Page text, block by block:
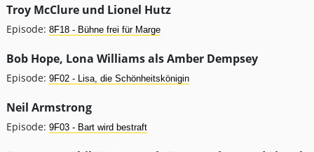
Troy McClure und Lionel Hutz
Episode: 8F18 - Bühne frei für Marge
Bob Hope, Lona Williams als Amber Dempsey
Episode: 9F02 - Lisa, die Schönheitskönigin
Neil Armstrong
Episode: 9F03 - Bart wird bestraft